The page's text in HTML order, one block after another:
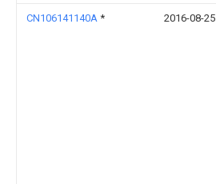
CN106141140A * 2016-08-25